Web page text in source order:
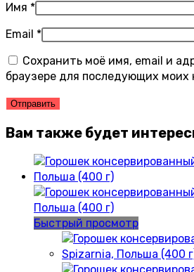
Имя *
Email *
Сохранить моё имя, email и
браузере для последующих моих
Вам также будет
Быстрый просмотр